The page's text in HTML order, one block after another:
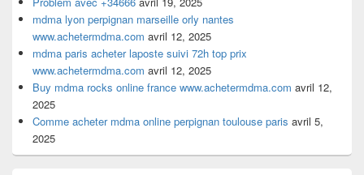
mdma lyon perpignan marseille orly nantes
www.achetermdma.com avril 12, 2025
mdma paris acheter laposte suivi 72h top prix
www.achetermdma.com avril 12, 2025
Buy mdma rocks online france www.achetermdma.com avril 12,
2025
Comme acheter mdma online perpignan toulouse paris avril 5,
2025